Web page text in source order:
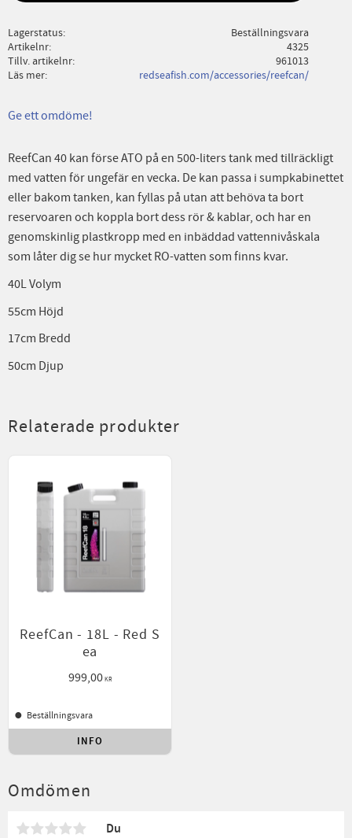
Lagerstatus
Beställningsvara
Artikelnr
4325
Tillv. artikelnr
961013
Läs mer
redseafish.com/accessories/reefcan/
Ge ett omdöme!
ReefCan 40 kan förse ATO på en 500-liters tank med tillräckligt
med vatten för ungefär en vecka. De kan passa i sumpkabinettet
eller bakom tanken, kan fyllas på utan att behöva ta bort
reservoaren och koppla bort dess rör & kablar, och har en
genomskinlig plastkropp med en inbäddad vattennivåskala
som låter dig se hur mycket RO-vatten som finns kvar.
40L Volym
55cm Höjd
17cm Bredd
50cm Djup
Omdömen
Du
Relaterade produkter
ReefCan - 18L - Red S
ea
999,00KR
Beställningsvara
INFO